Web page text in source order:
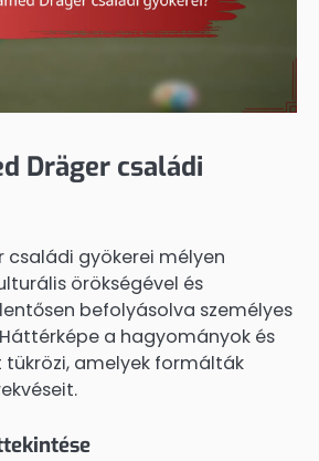
Dräger családi
családi gyökerei mélyen
örökségével és
befolyásolva személyes
a hagyományok és
tükrözi, amelyek formálták